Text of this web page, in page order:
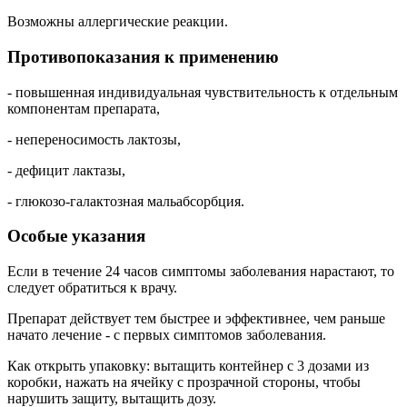
Возможны аллергические реакции.
Противопоказания к применению
- повышенная индивидуальная чувствительность к отдельным
компонентам препарата,
- непереносимость лактозы,
- дефицит лактазы,
- глюкозо-галактозная мальабсорбция.
Особые указания
Если в течение 24 часов симптомы заболевания нарастают, то
следует обратиться к врачу.
Препарат действует тем быстрее и эффективнее, чем раньше
начато лечение - с первых симптомов заболевания.
Как открыть упаковку: вытащить контейнер с 3 дозами из
коробки, нажать на ячейку с прозрачной стороны, чтобы
нарушить защиту, вытащить дозу.